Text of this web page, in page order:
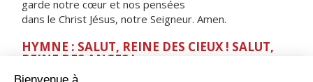
garde notre cœur et nos pensées
dans le Christ Jésus, notre Seigneur. Amen.
HYMNE : SALUT, REINE DES CIEUX ! SALUT,
REINE DES ANGES !
Salut, Reine des cieux ! Salut, Reine des anges !